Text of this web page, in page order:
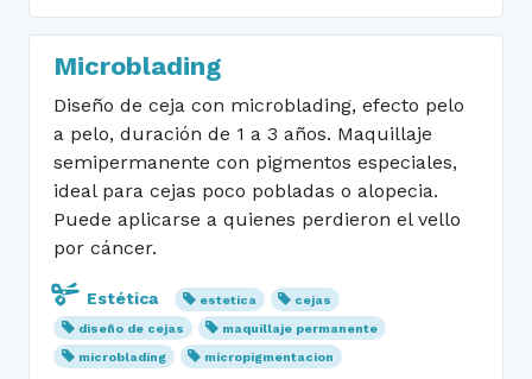
Microblading
Diseño de ceja con microblading, efecto pelo
a pelo, duración de 1 a 3 años. Maquillaje
semipermanente con pigmentos especiales,
ideal para cejas poco pobladas o alopecia.
Puede aplicarse a quienes perdieron el vello
por cáncer.
Estética estetica
cejas
diseño de cejas
maquillaje permanente
microblading
micropigmentacion